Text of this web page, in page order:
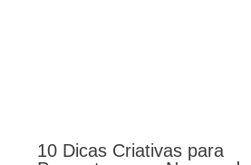
10 Dicas Criativas para